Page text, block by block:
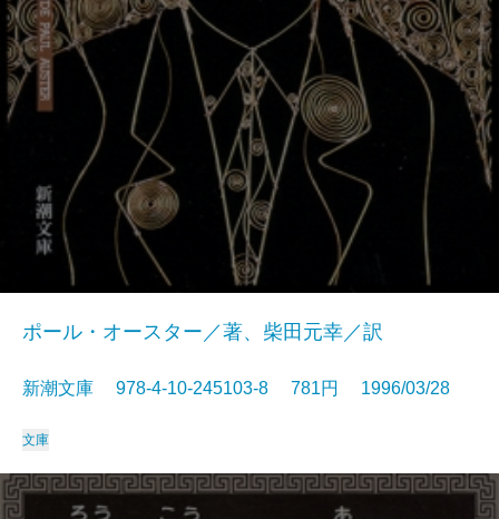
ポール・オースター／著、柴田元幸／訳
新潮文庫 978-4-10-245103-8 781円 1996/03/28
文庫